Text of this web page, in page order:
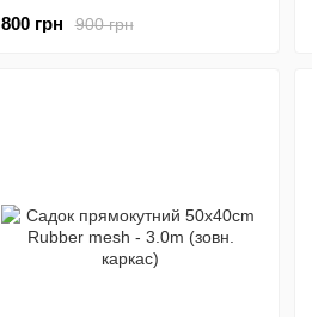
900 грн
800 грн